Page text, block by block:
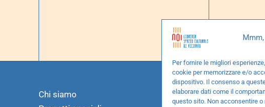
Per fornire le migliori
cookie per memorizzare e/o
dispositivo. Il consenso a
elaborare dati come il
questo sito. Non acconsentire
Chi siamo